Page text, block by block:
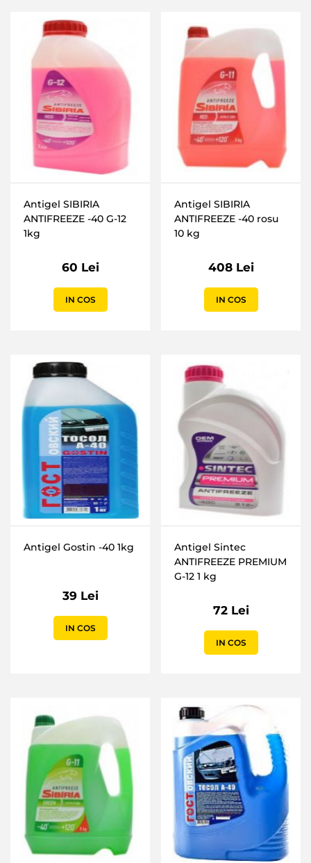
Antigel SIBIRIA
ANTIFREEZE -40 G-12
1kg
60 Lei
IN COS
Antigel SIBIRIA
ANTIFREEZE -40 rosu
10 kg
408 Lei
IN COS
Antigel Gostin -40 1kg
39 Lei
IN COS
Antigel Sintec
ANTIFREEZE PREMIUM
G-12 1 kg
72 Lei
IN COS